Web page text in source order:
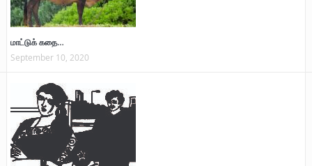
மாட்டுக் கதை…
September 10, 2020